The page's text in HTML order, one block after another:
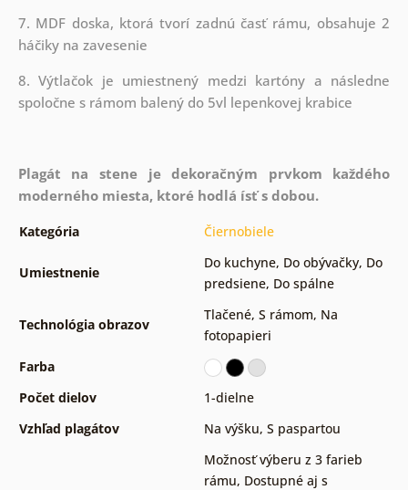
7. MDF doska, ktorá tvorí zadnú časť rámu, obsahuje 2
háčiky na zavesenie
8. Výtlačok je umiestnený medzi kartóny a následne
spoločne s rámom balený do 5vl lepenkovej krabice
Plagát na stene je dekoračným prvkom každého
moderného miesta, ktoré hodlá ísť s dobou.
Kategória Čiernobiele
Umiestnenie
Do kuchyne, Do obývačky, Do
predsiene, Do spálne
Technológia obrazov
Tlačené, S rámom, Na
fotopapieri
Farba
Počet dielov
1-dielne
Vzhľad plagátov
Na výšku, S paspartou
Možnosť výberu z 3 farieb
rámu, Dostupné aj s